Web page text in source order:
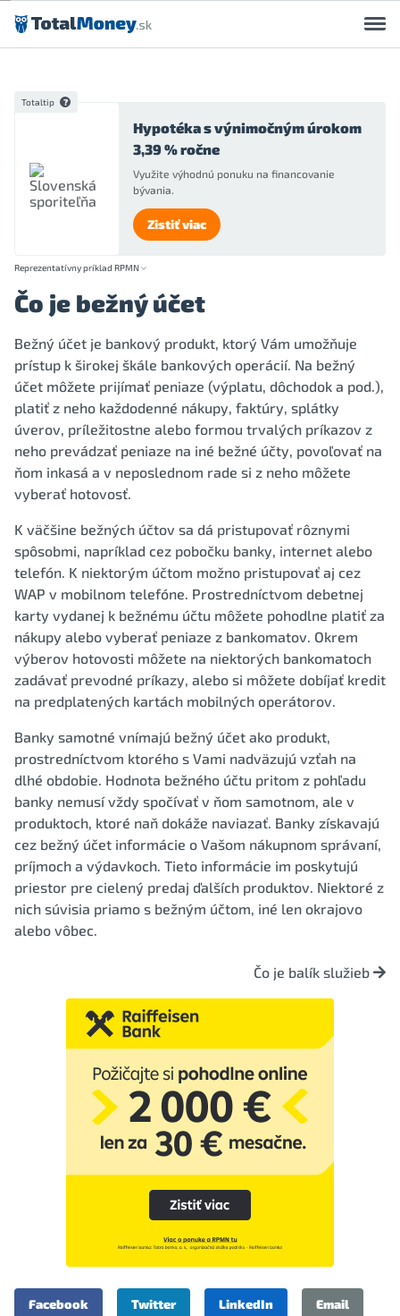
Preskočiť na obsah
Totaltip
Hypotéka s výnimočným úrokom
3,39 % ročne
Využite výhodnú ponuku na financovanie
bývania.
Zistiť viac
Reprezentatívny príklad RPMN
Čo je bežný účet
Bežný účet je bankový produkt, ktorý Vám umožňuje
prístup k širokej škále bankových operácií. Na bežný
účet môžete prijímať peniaze (výplatu, dôchodok a pod.),
platiť z neho každodenné nákupy, faktúry, splátky
úverov, príležitostne alebo formou trvalých príkazov z
neho prevádzať peniaze na iné bežné účty, povoľovať na
ňom inkasá a v neposlednom rade si z neho môžete
vyberať hotovosť.
K väčšine bežných účtov sa dá pristupovať rôznymi
spôsobmi, napríklad cez pobočku banky, internet alebo
telefón. K niektorým účtom možno pristupovať aj cez
WAP v mobilnom telefóne. Prostredníctvom debetnej
karty vydanej k bežnému účtu môžete pohodlne platiť za
nákupy alebo vyberať peniaze z bankomatov. Okrem
výberov hotovosti môžete na niektorých bankomatoch
zadávať prevodné príkazy, alebo si môžete dobíjať kredit
na predplatených kartách mobilných operátorov.
Banky samotné vnímajú bežný účet ako produkt,
prostredníctvom ktorého s Vami nadväzujú vzťah na
dlhé obdobie. Hodnota bežného účtu pritom z pohľadu
banky nemusí vždy spočívať v ňom samotnom, ale v
produktoch, ktoré naň dokáže naviazať. Banky získavajú
cez bežný účet informácie o Vašom nákupnom správaní,
príjmoch a výdavkoch. Tieto informácie im poskytujú
priestor pre cielený predaj ďalších produktov. Niektoré z
nich súvisia priamo s bežným účtom, iné len okrajovo
alebo vôbec.
Čo je balík služieb
Facebook Twitter LinkedIn Email